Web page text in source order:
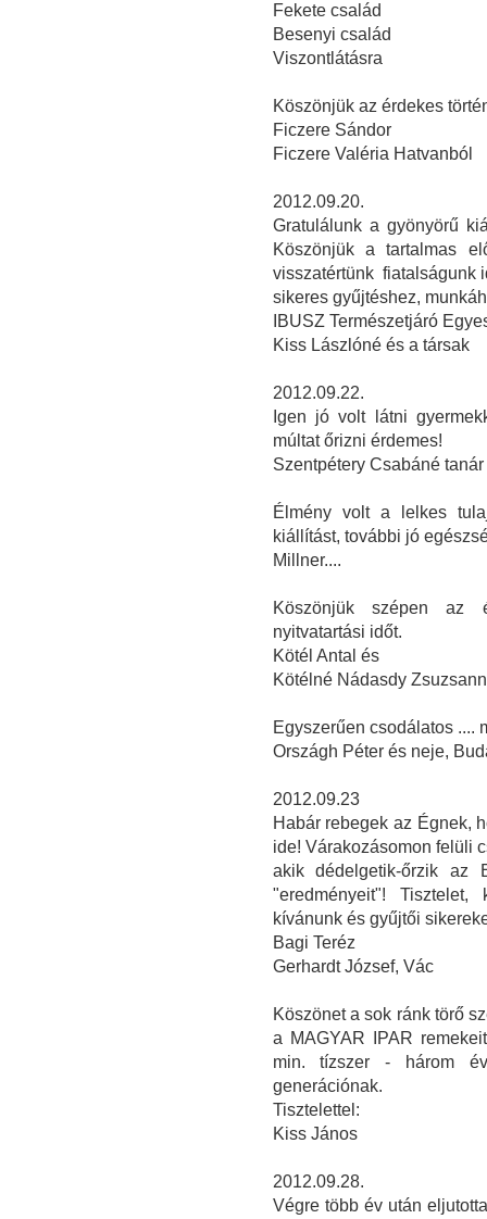
Fekete család
Besenyi család
Viszontlátásra
Köszönjük az érdekes
Ficzere Sándor
Ficzere Valéria Hatvanból
2012.09.20.
Gratulálunk a gyönyörű
Köszönjük a tartalmas
visszatértünk fiatalságunk
sikeres gyűjtéshez,
IBUSZ Természetjáró
Kiss Lászlóné és a társak
2012.09.22.
Igen jó volt látni
múltat őrizni érdemes!
Szentpétery Csabáné tanár
Élmény volt a lelkes
kiállítást, további jó
Millner....
Köszönjük szépen az
nyitvatartási időt.
Kötél Antal és
Kötélné Nádasdy
Egyszerűen csodálatos ....
Országh Péter és neje,
2012.09.23
Habár rebegek az Égnek,
ide! Várakozásomon felüli
akik dédelgetik-őrzik az
"eredményeit"!
kívánunk és gyűjtői
Bagi Teréz
Gerhardt József, Vác
Köszönet a sok ránk törő
a MAGYAR IPAR
min. tízszer - három
generációnak.
Tisztelettel:
Kiss János
2012.09.28.
Végre több év után